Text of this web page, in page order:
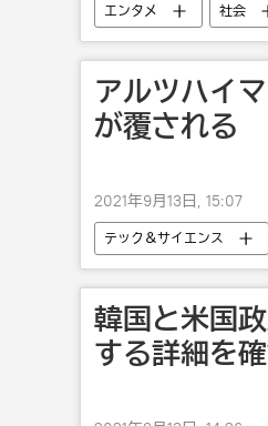
エンタメ 社会
アルツハイ
が覆される
2021年9月13日, 15:07
テック＆サイエンス
韓国と米国
する詳細を